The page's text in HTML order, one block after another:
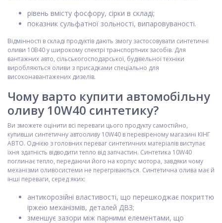
рівень вмісту фосфору, сірки в складі;
показник сульфатної зольності, випаровуваності.
Відмінності в складі продуктів дають змогу застосовувати синтетичні
оливи 10В40 у широкому спектрі транспортних засобів. Для
вантажних авто, сільськогосподарської, будівельної техніки
виробляються оливи з присадками спеціально для
високонавантажених дизелів.
Чому варто купити автомобільну
оливу 10W40 синтетику?
Ви зможете оцінити всі переваги цього продукту самостійно,
купивши синтетичну автооливу 10W40 в перевіреному магазині КІНГ
АВТО. Однією з головних переваг синтетичних матеріалів виступає
їхня здатність відводити тепло від запчастин. Синтетика 10W40
поглинає тепло, передаючи його на корпус мотора, завдяки чому
механізми оливосистеми не перегріваються. Синтетична олива має й
інші переваги, серед яких:
антикорозійні властивості, що перешкоджає покриттю
іржею механізмів, деталей ДВЗ;
зменшує зазори між парними елементами, що